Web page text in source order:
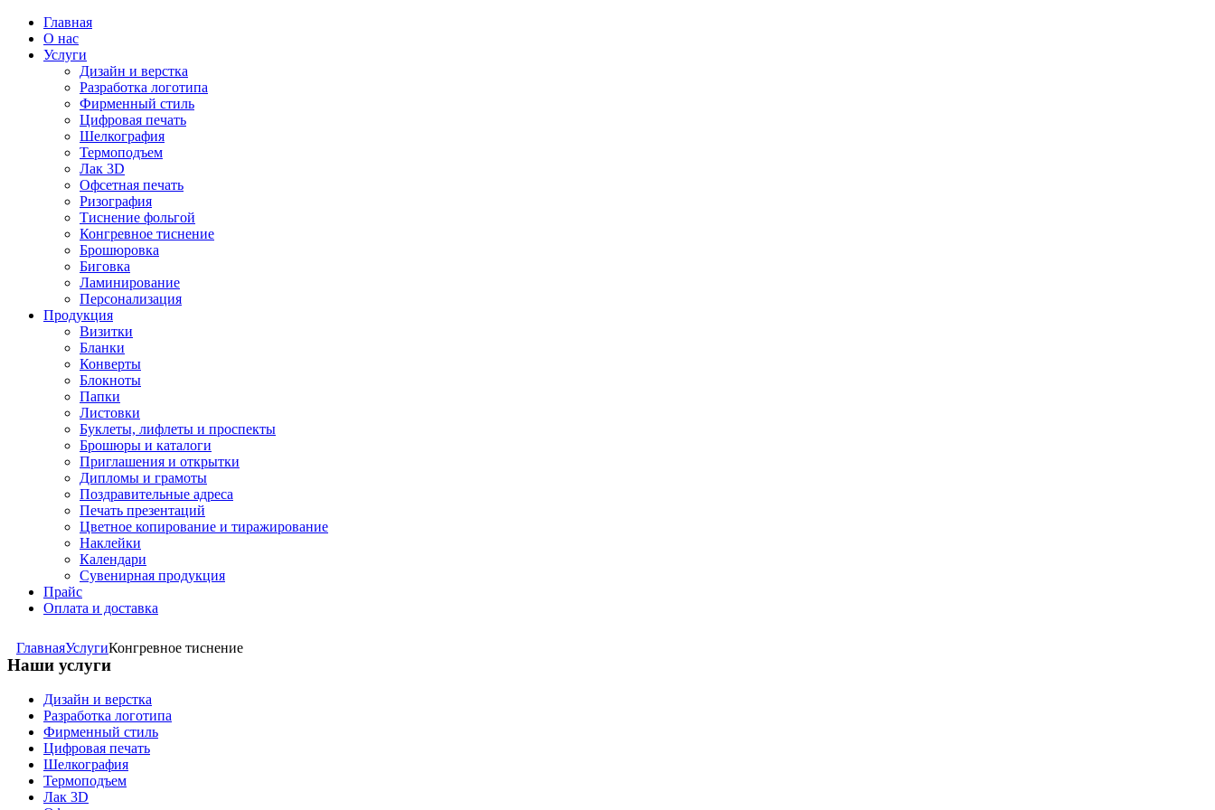
Главная
О нас
Услуги
Дизайн и верстка
Разработка логотипа
Фирменный стиль
Цифровая печать
Шелкография
Термоподъем
Лак 3D
Офсетная печать
Ризография
Тиснение фольгой
Конгревное тиснение
Брошюровка
Биговка
Ламинирование
Персонализация
Продукция
Визитки
Бланки
Конверты
Блокноты
Папки
Листовки
Буклеты, лифлеты и проспекты
Брошюры и каталоги
Приглашения и открытки
Дипломы и грамоты
Поздравительные адреса
Печать презентаций
Цветное копирование и тиражирование
Наклейки
Календари
Сувенирная продукция
Прайс
Оплата и доставка
ГлавнаяУслугиКонгревное тиснение
Наши услуги
Дизайн и верстка
Разработка логотипа
Фирменный стиль
Цифровая печать
Шелкография
Термоподъем
Лак 3D